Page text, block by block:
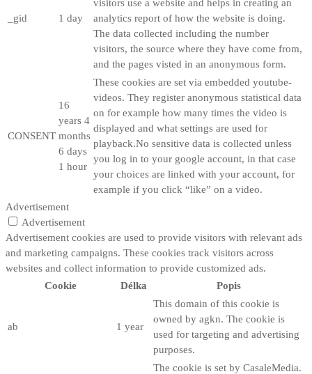
_gid 1 day
visitors use a website and helps in creating an
analytics report of how the website is doing.
The data collected including the number
visitors, the source where they have come from,
and the pages visted in an anonymous form.
CONSENT
16
years 4
months
6 days
1 hour
These cookies are set via embedded youtube-
videos. They register anonymous statistical data
on for example how many times the video is
displayed and what settings are used for
playback.No sensitive data is collected unless
you log in to your google account, in that case
your choices are linked with your account, for
example if you click “like” on a video.
Advertisement
Advertisement
Advertisement cookies are used to provide visitors with relevant ads
and marketing campaigns. These cookies track visitors across
websites and collect information to provide customized ads.
Cookie
Délka Popis
ab 1 year
This domain of this cookie is
owned by agkn. The cookie is
used for targeting and advertising
purposes.
The cookie is set by CasaleMedia.